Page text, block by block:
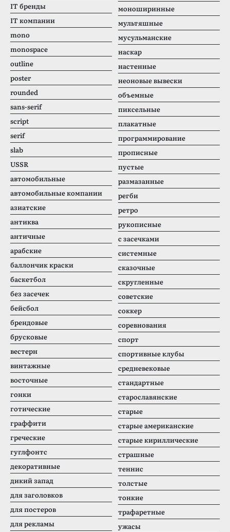
IT бренды
IT компании
mono
monospace
outline
poster
rounded
sans-serif
script
serif
slab
USSR
автомобильные
автомобильные компании
азиатские
антиква
античные
арабские
баллончик краски
баскетбол
без засечек
бейсбол
брендовые
брусковые
вестерн
винтажные
восточные
гонки
готические
граффити
греческие
гуглфонтс
декоративные
дикий запад
для заголовков
для постеров
для рекламы
моноширинные
мультяшные
мусульманские
наскар
настенные
неоновые вывески
объемные
пиксельные
плакатные
программирование
прописные
пустые
размазанные
регби
ретро
рукописные
с засечками
системные
сказочные
скругленные
советские
соккер
соревнования
спорт
спортивные клубы
средневековые
стандартные
старославянские
старые
старые американские
старые кириллические
страшные
теннис
толстые
тонкие
трафаретные
ужасы